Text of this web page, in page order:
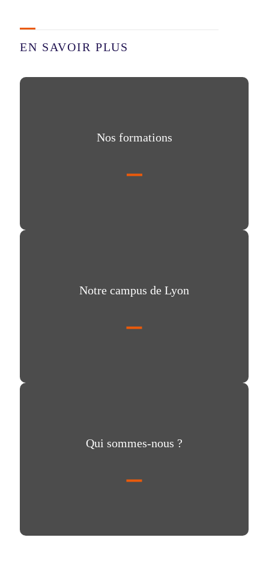
EN SAVOIR PLUS
Nos formations
Nos formations
Notre campus de Lyon
Notre campus de Lyon
Qui sommes-nous ?
Qui sommes-nous ?